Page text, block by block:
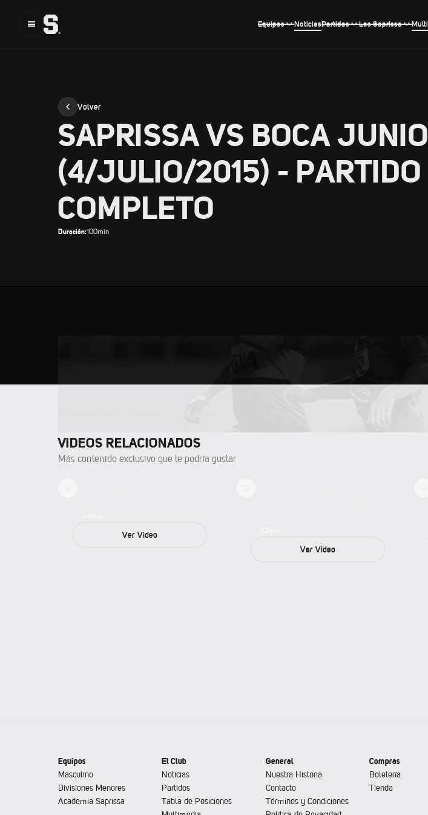
Equipos NoticiasPartidos Los Saprissa
Volver
SAPRISSA VS BOCA
(4/JULIO/2015) - PARTIDO
COMPLETO
Duración:100min
VIDEOS RELACIONADOS
Más contenido exclusivo que te podría gustar
Ver Video
Ver Video
Equipos
Masculino
Divisiones Menores
Academia Saprissa
El Club
Noticias
Partidos
Tabla de Posiciones
General
Nuestra Historia
Contacto
Términos y Condiciones
Compras
Boletería
Tienda